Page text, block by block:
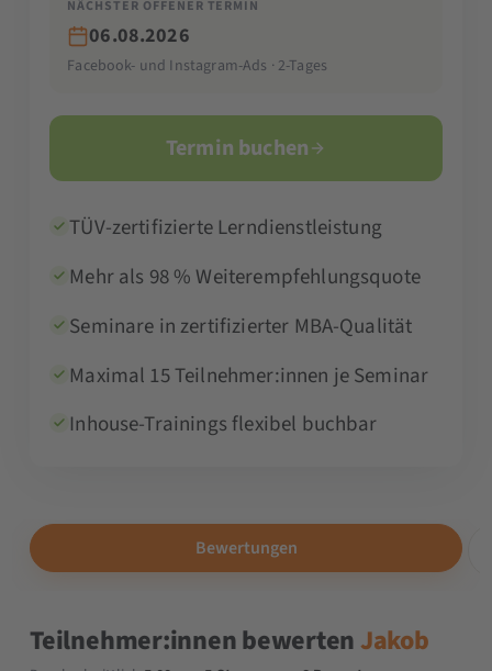
NÄCHSTER OFFENER TERMIN
06.08.2026
Facebook- und Instagram-Ads · 2-Tages
Termin buchen
TÜV-zertifizierte Lerndienstleistung
Mehr als 98 % Weiterempfehlungsquote
Seminare in zertifizierter MBA-Qualität
Maximal 15 Teilnehmer:innen je Seminar
Inhouse-Trainings flexibel buchbar
Bewertungen
Teilnehmer:innen bewertenJakob